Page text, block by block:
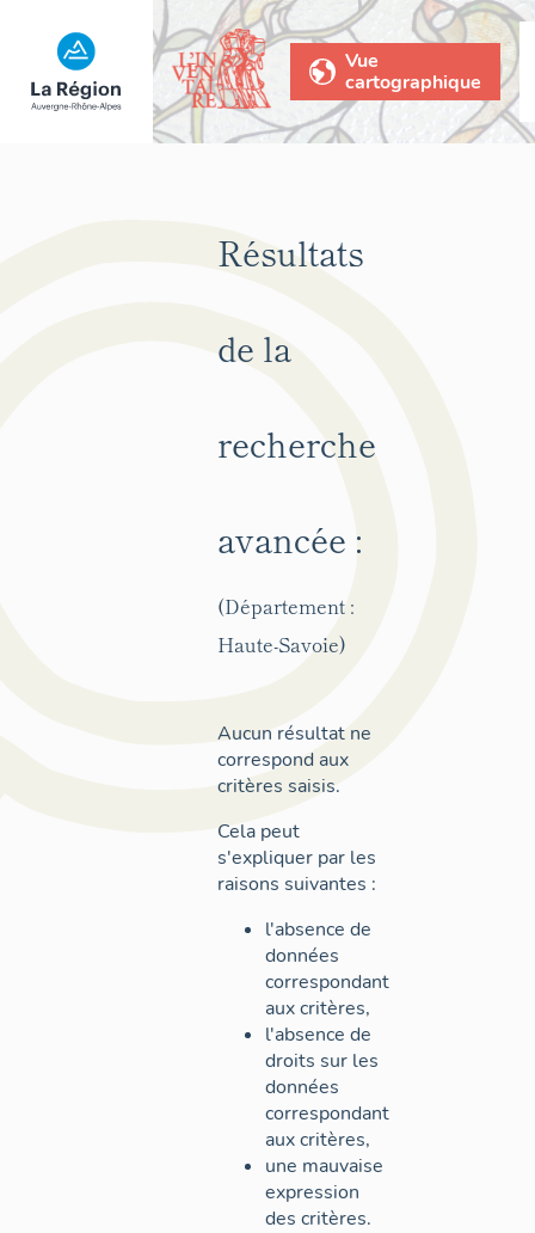
Vue
cartographique
Résultats
de la
recherche
avancée :
(Département :
Haute-Savoie)
Aucun résultat ne
correspond aux
critères saisis.
Cela peut
s'expliquer par les
raisons suivantes :
l'absence de
données
correspondant
aux critères,
l'absence de
droits sur les
données
correspondant
aux critères,
une mauvaise
expression
des critères.